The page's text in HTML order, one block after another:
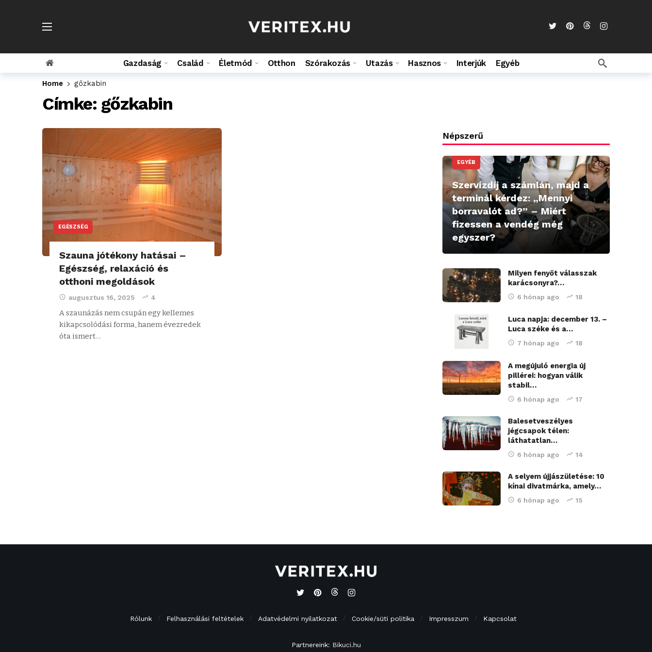
Gazdaság Család Életmód Otthon Szórakozás Utazás Hasznos Interjúk Egyéb
Home gőzkabin
Címke: gőzkabin
EGÉSZSÉG
Szauna jótékony hatásai –
Egészség, relaxáció és
otthoni megoldások
augusztus 16, 2025 4
A szaunázás nem csupán egy kellemes
kikapcsolódási forma, hanem évezredek
óta ismert…
Népszerű
EGYÉB
Szervízdíj a számlán, majd a
terminál kérdez: „Mennyi
borravalót ad?” – Miért
fizessen a vendég még
egyszer?
Milyen fenyőt válasszak
karácsonyra?…
6 hónap ago 18
Luca napja: december 13. –
Luca széke és a…
7 hónap ago 18
A megújuló energia új
pillérei: hogyan válik
stabil…
6 hónap ago 17
Balesetveszélyes
jégcsapok télen:
láthatatlan…
6 hónap ago 14
A selyem újjászületése: 10
kínai divatmárka, amely…
6 hónap ago 15
Rólunk Felhasználási feltételek Adatvédelmi nyilatkozat Cookie/süti politika Impresszum Kapcsolat
Partnereink: Bikuci.hu